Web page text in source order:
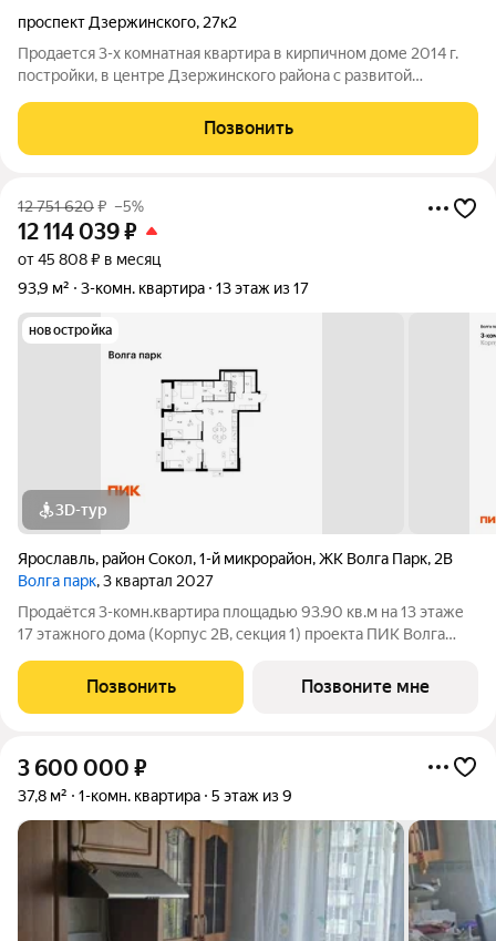
проспект Дзержинского, 27к2
Продается 3-х комнатная квартира в кирпичном доме 2014 г.
постройки, в центре Дзержинского района с развитой
магазины , школы , детские сады , бассейн. Рядом остановка
общественного
Позвонить
12 751 620₽ –5%
12 114 039₽
от 45 808 ₽ в месяц
93,9 м²
3-комн. квартира 13 этаж из 17
новостройка
3D-тур
Ярославль, район Сокол,1-й микрорайон,ЖК Волга Парк, 2В
Волга парк, 3 квартал 2027
Продаётся 3-комн.квартира площадью 93.90 кв.м на 13 этаже
17 этажного дома (Корпус 2В, секция 1) проекта ПИК Волга
функциональная планировка, большие окна, с отделкой. Жилой
комплекс «Волга парк»
Позвонить Позвоните мне
3 600 000 ₽
37,8 м² 1-комн. квартира 5 этаж из 9